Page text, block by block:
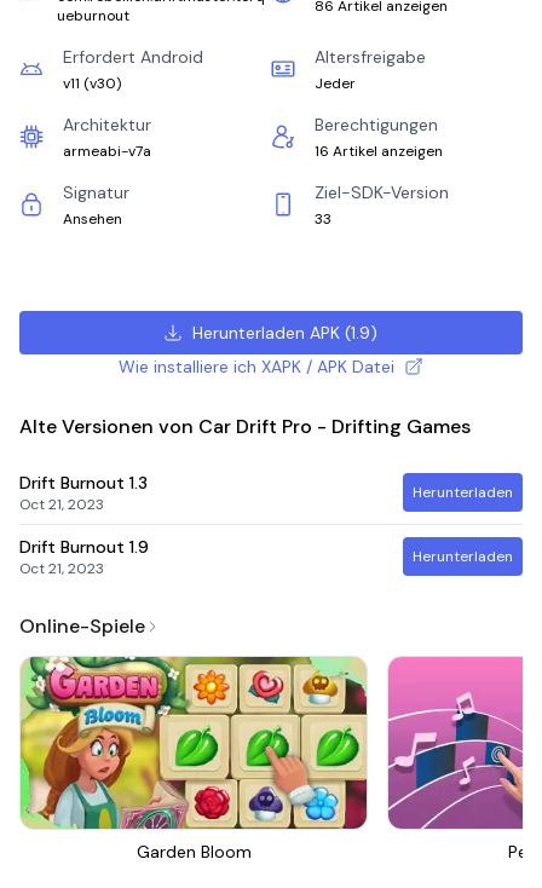
ueburnout
86 Artikel anzeigen
Erfordert Android
v11 (v30)
Altersfreigabe
Jeder
Architektur
armeabi-v7a
Berechtigungen
16 Artikel anzeigen
Signatur
Ansehen
Ziel-SDK-Version
33
Herunterladen APK (1.9)
Wie installiere ich XAPK / APK Datei
Alte Versionen von Car Drift Pro - Drifting Games
Drift Burnout 1.3
Oct 21, 2023
Herunterladen
Drift Burnout 1.9
Oct 21, 2023
Herunterladen
Online-Spiele
Garden Bloom